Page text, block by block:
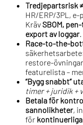
Tredjepartsrisk
HR/ERP/3PL,
Kräv SBOM,
export av loggar.
Race-to-the-
restore-
featurelista –
“Bygg snabbt”
timer + juridik +
Betala för
sannolikheter,
för